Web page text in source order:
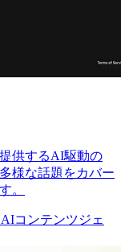
供するAI駆動の
様な話題をカバー
。
AIコンテンツジェ